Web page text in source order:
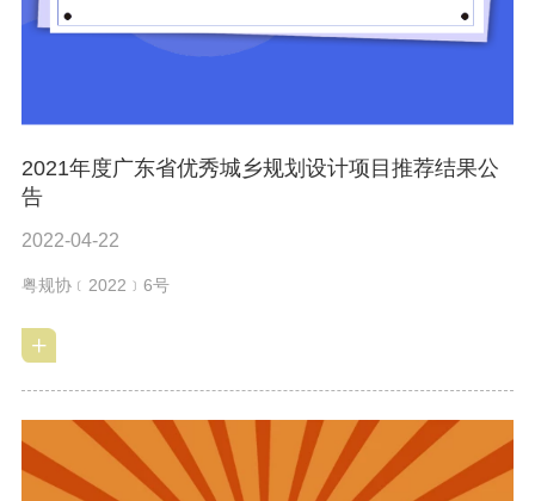
2021年度广东省优秀城乡规划设计项目推荐结果公
告
2022-04-22
粤规协﹝2022﹞6号